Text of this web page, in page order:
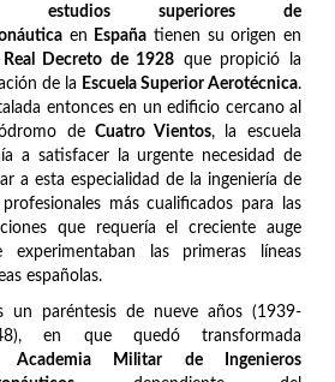
estudios superiores de
en España tienen su origen en
Real Decreto de 1928 que propició la
de la Escuela Superior Aerotécnica.
entonces en un edificio cercano al
deCuatro Vientos, la escuela
a satisfacer la urgente necesidad de
a esta especialidad de la ingeniería de
profesionales más cualificados para las
que requería el creciente auge
experimentaban las primeras líneas
españolas.
un paréntesis de nueve años (1939-
en que quedó transformada
Academia Militar de Ingenieros